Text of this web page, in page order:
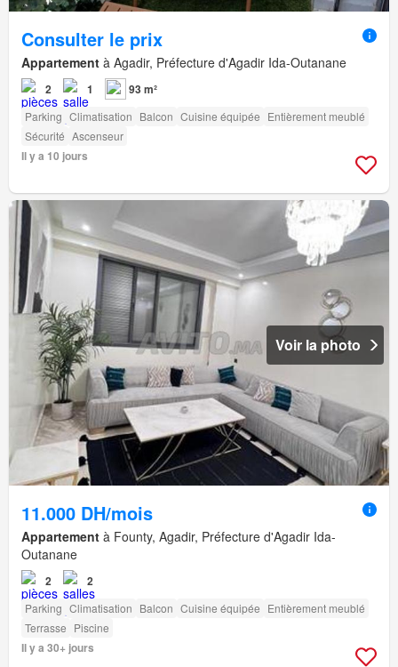
Consulter le prix
Appartement à Agadir, Préfecture d'Agadir Ida-Outanane
2 1 93 m²
Parking Climatisation Balcon Cuisine équipée Entièrement meublé
Sécurité Ascenseur
Il y a 10 jours
Voir la photo
11.000 DH/mois
Appartement à Founty, Agadir, Préfecture d'Agadir Ida-
Outanane
2 2
Parking Climatisation Balcon Cuisine équipée Entièrement meublé
Terrasse Piscine
Il y a 30+ jours